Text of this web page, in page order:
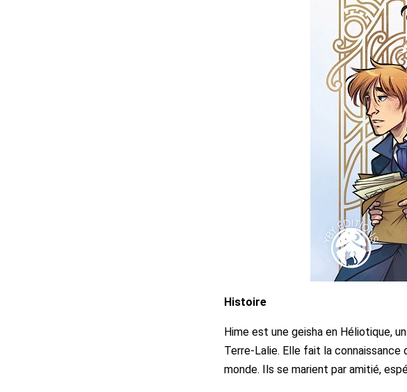
Histoire
Hime est une geisha en Héliotique,
Terre-Lalie. Elle fait la connaissance
monde. Ils se marient par amitié,